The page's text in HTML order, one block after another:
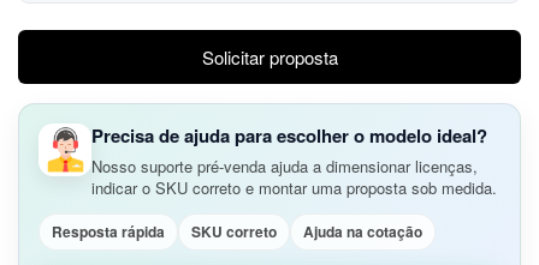
Solicitar proposta
Precisa de ajuda para escolher o modelo ideal?
Nosso suporte pré-venda ajuda a dimensionar licenças,
indicar o SKU correto e montar uma proposta sob medida.
Resposta rápida SKU correto Ajuda na cotação